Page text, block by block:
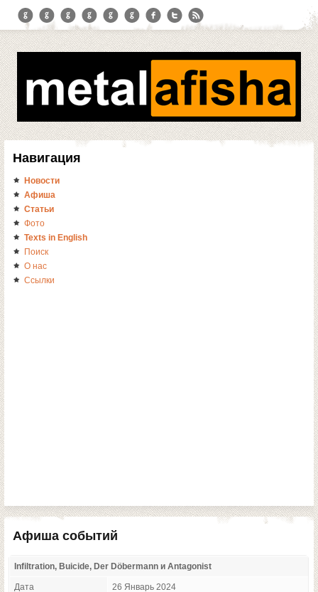
Навигация
Новости
Афиша
Статьи
Фото
Texts in English
Поиск
О нас
Ссылки
Афиша событий
Infiltration, Buicide, Der Döbermann и Antagonist
Дата 26 Январь 2024